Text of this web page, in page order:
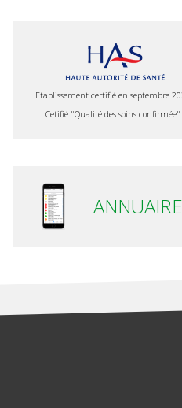
Etablissement certifié en septembre
Cetifié "Qualité des soins confirmée"
ANNUAIRE